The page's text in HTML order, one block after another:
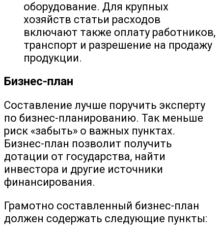
оборудование. Для крупных
хозяйств статьи расходов
включают также оплату работников,
транспорт и разрешение на продажу
продукции.
Бизнес-план
Составление лучше поручить эксперту
по бизнес-планированию. Так меньше
риск «забыть» о важных пунктах.
Бизнес-план позволит получить
дотации от государства, найти
инвестора и другие источники
финансирования.
Грамотно составленный бизнес-план
должен содержать следующие пункты: